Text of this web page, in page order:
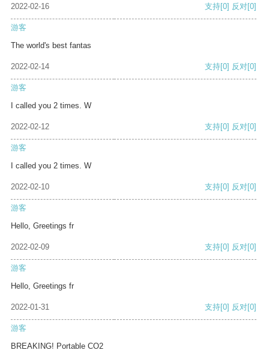
2022-02-16 支持[0] 反对[0]
游客
The world's best fantas
2022-02-14 支持[0] 反对[0]
游客
I called you 2 times. W
2022-02-12 支持[0] 反对[0]
游客
I called you 2 times. W
2022-02-10 支持[0] 反对[0]
游客
Hello, Greetings fr
2022-02-09 支持[0] 反对[0]
游客
Hello, Greetings fr
2022-01-31 支持[0] 反对[0]
游客
BREAKING! Portable CO2